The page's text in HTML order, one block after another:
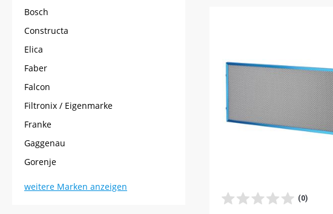
Bosch
Constructa
Elica
Faber
Falcon
Filtronix / Eigenmarke
Franke
Gaggenau
Gorenje
weitere Marken anzeigen
(0)